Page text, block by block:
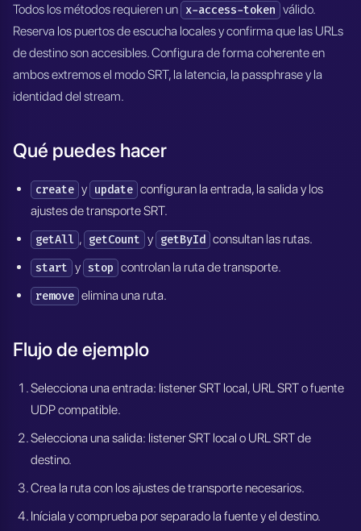
Todos los métodos requieren un x-access-token válido.
Reserva los puertos de escucha locales y confirma que las URLs
de destino son accesibles. Configura de forma coherente en
ambos extremos el modo SRT, la latencia, la passphrase y la
identidad del stream.
Qué puedes hacer
create y update configuran la entrada, la salida y los
ajustes de transporte SRT.
getAll , getCount y getById consultan las rutas.
start y stop controlan la ruta de transporte.
remove elimina una ruta.
Flujo de ejemplo
Selecciona una entrada: listener SRT local, URL SRT o fuente
UDP compatible.
Selecciona una salida: listener SRT local o URL SRT de
destino.
Crea la ruta con los ajustes de transporte necesarios.
Iníciala y comprueba por separado la fuente y el destino.